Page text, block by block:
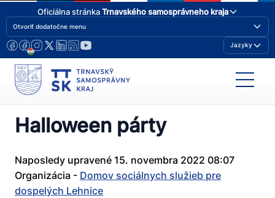
Oficiálna stránkaTrnavského samosprávneho kraja
Otvoriť dodatočne menu
Jazyky
Halloween párty
Naposledy upravené 15. novembra 2022 08:07
Organizácia - Domov sociálnych služieb pre
dospelých Lehnice